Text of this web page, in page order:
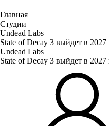
Главная
Студии
Undead Labs
State of Decay 3 выйдет в
Undead Labs
State of Decay 3 выйдет в